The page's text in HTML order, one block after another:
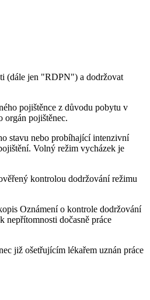
(dále jen "RDPN") a dodržovat
pojištěnce z důvodu pobytu v
orgán pojištěnec.
stavu nebo probíhající intenzivní
Volný režim vycházek je
kontrolou dodržování režimu
Oznámení o kontrole dodržování
nepřítomnosti dočasně práce
již ošetřujícím lékařem uznán práce